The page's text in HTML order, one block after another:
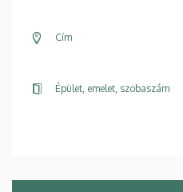
Cím
Épület, emelet, szobaszám